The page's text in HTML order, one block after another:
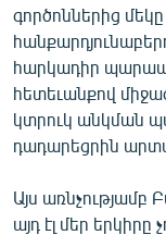
գործոններից
հարկադիր
հետեւանքով
կտրուկ անկման
դադարեցրին
Այս
այդ էլ մեր